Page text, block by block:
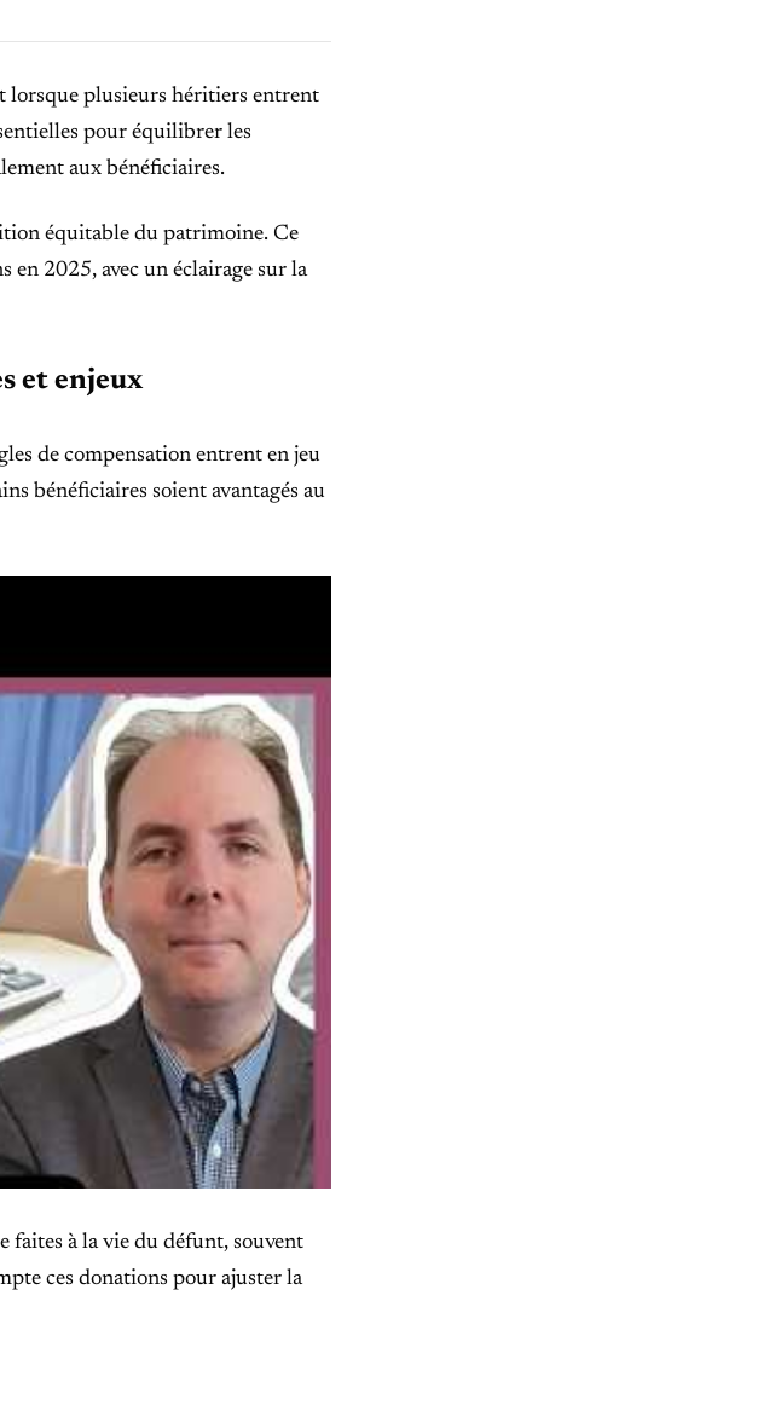
lorsque plusieurs héritiers entrent
pour équilibrer les
aux bénéficiaires.
équitable du patrimoine. Ce
en 2025, avec un éclairage sur la
et enjeux
de compensation entrent en jeu
bénéficiaires soient avantagés au
faites à la vie du défunt, souvent
ces donations pour ajuster la